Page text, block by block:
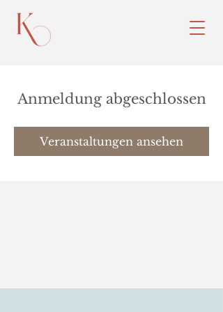
Anmeldung abgeschlossen
Veranstaltungen ansehen